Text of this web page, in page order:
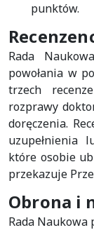
punktów.
Rada
powołania w
trzech
rozprawy
doręczenia.
uzupełnienia
które osobie
przekazuje
Obrona i
Rada Naukowa